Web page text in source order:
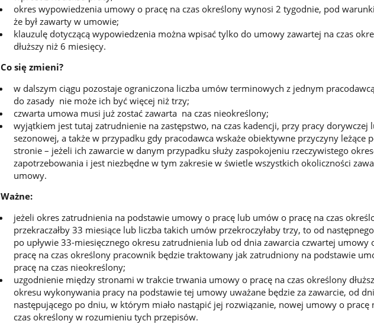
okres wypowiedzenia umowy o pracę na czas określony wynosi 2 tygodnie, pod
że był zawarty w umowie;
klauzulę dotyczącą wypowiedzenia można wpisać tylko do umowy zawartej na czas
dłuższy niż 6 miesięcy.
Co się zmieni?
w dalszym ciągu pozostaje ograniczona liczba umów terminowych z jednym
do zasady nie może ich być więcej niż trzy;
czwarta umowa musi już zostać zawarta na czas nieokreślony;
wyjątkiem jest tutaj zatrudnienie na zastępstwo, na czas kadencji, przy pracy dorywczej
sezonowej, a także w przypadku gdy pracodawca wskaże obiektywne przyczyny leżące
stronie – jeżeli ich zawarcie w danym przypadku służy zaspokojeniu rzeczywistego
zapotrzebowania i jest niezbędne w tym zakresie w świetle wszystkich okoliczności
umowy.
Ważne:
jeżeli okres zatrudnienia na podstawie umowy o pracę lub umów o pracę na czas
przekraczałby 33 miesiące lub liczba takich umów przekroczyłaby trzy, to od
po upływie 33-miesięcznego okresu zatrudnienia lub od dnia zawarcia czwartej umowy
pracę na czas określony pracownik będzie traktowany jak zatrudniony na podstawie
pracę na czas nieokreślony;
uzgodnienie między stronami w trakcie trwania umowy o pracę na czas określony
okresu wykonywania pracy na podstawie tej umowy uważane będzie za zawarcie, od
następującego po dniu, w którym miało nastąpić jej rozwiązanie, nowej umowy o pracę
czas określony w rozumieniu tych przepisów.